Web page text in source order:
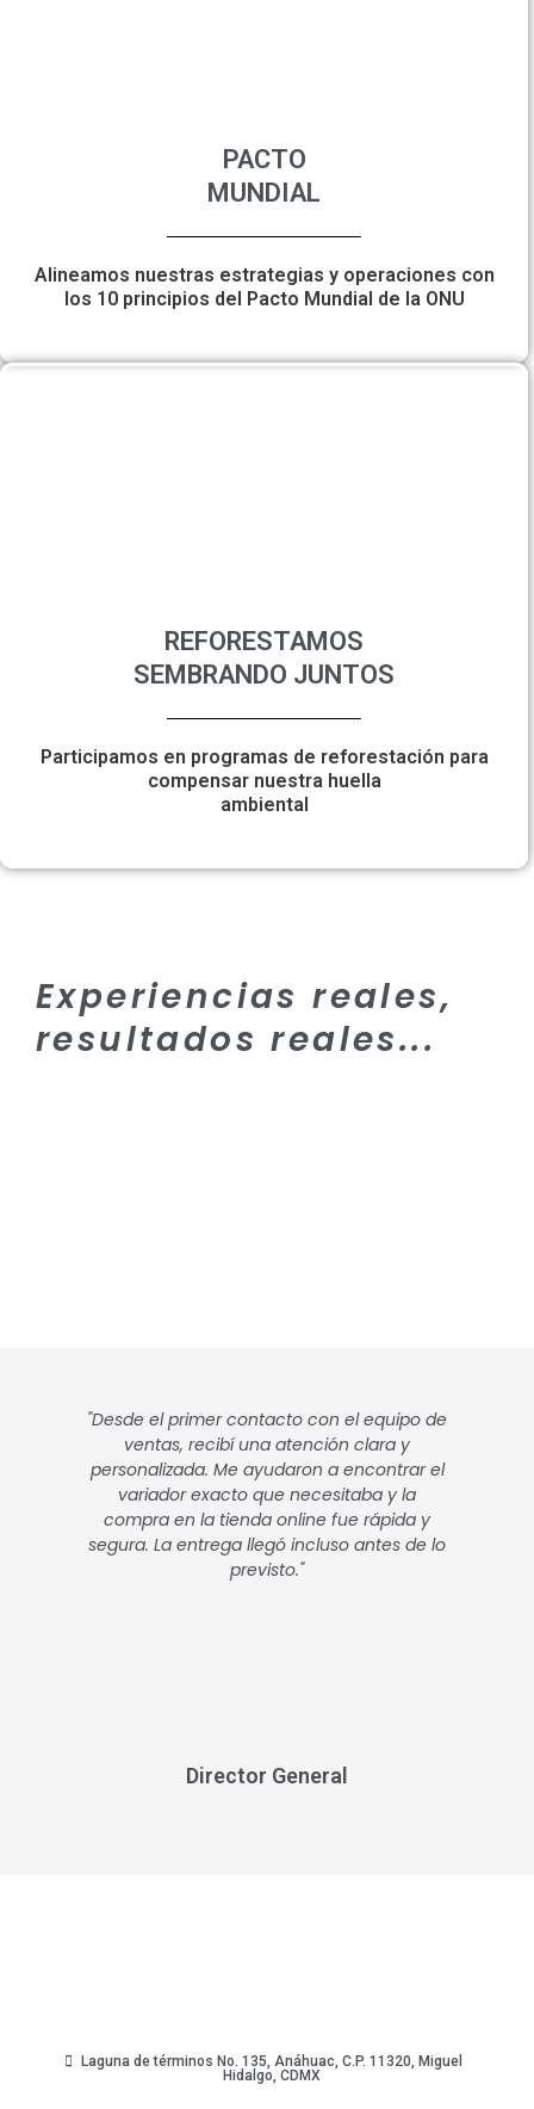
PACTO
MUNDIAL
Alineamos nuestras estrategias y operaciones con
los 10 principios del Pacto Mundial de la ONU
REFORESTAMOS
SEMBRANDO JUNTOS
Participamos en programas de reforestación para
compensar nuestra huella
ambiental
Experiencias reales,
resultados reales...
"Desde el primer contacto con el equipo de
ventas, recibí una atención clara y
personalizada. Me ayudaron a encontrar el
variador exacto que necesitaba y la
compra en la tienda online fue rápida y
segura. La entrega llegó incluso antes de lo
previsto."
Director General
Laguna de términos No. 135, Anáhuac, C.P. 11320, Miguel
Hidalgo, CDMX